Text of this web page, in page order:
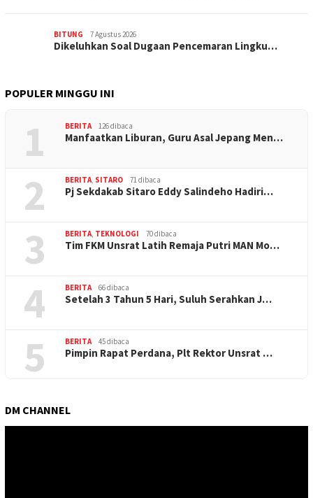
BITUNG 7 Agustus 2026
Dikeluhkan Soal Dugaan Pencemaran Lingku…
POPULER MINGGU INI
1 BERITA 126 dibaca
Manfaatkan Liburan, Guru Asal Jepang Men…
2 BERITA, SITARO 71 dibaca
Pj Sekdakab Sitaro Eddy Salindeho Hadiri…
3 BERITA, TEKNOLOGI 70 dibaca
Tim FKM Unsrat Latih Remaja Putri MAN Mo…
4 BERITA 66 dibaca
Setelah 3 Tahun 5 Hari, Suluh Serahkan J…
5 BERITA 45 dibaca
Pimpin Rapat Perdana, Plt Rektor Unsrat …
DM CHANNEL